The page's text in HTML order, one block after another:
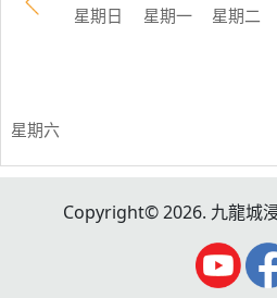
星期日 星期一 星期二
星期六
Copyright© 2026. 九龍城